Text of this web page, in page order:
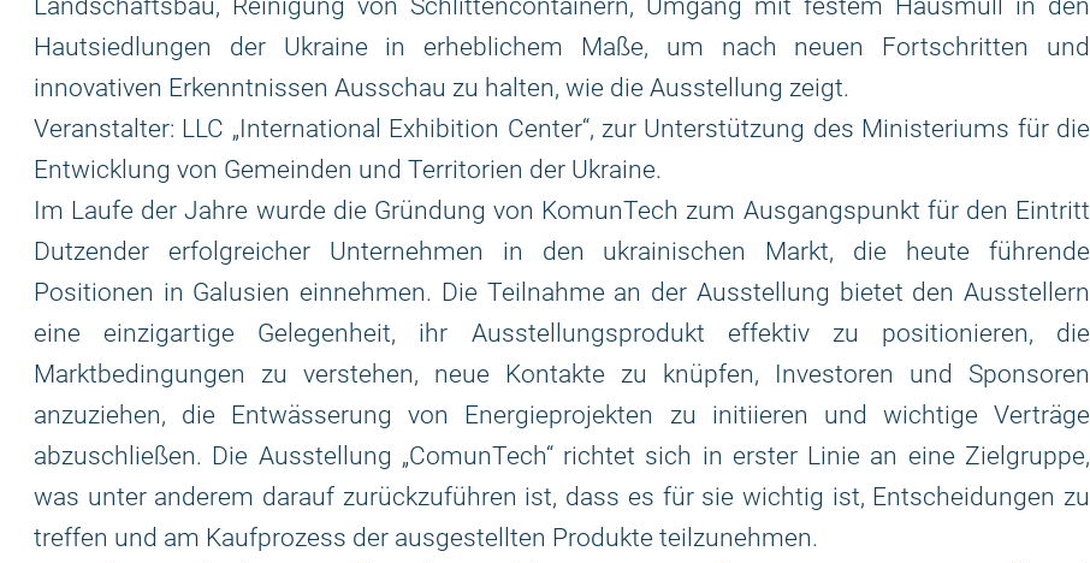
Landschaftsbau, Reinigung von Schlittencontainern, Umgang mit festem Hausmüll in den
Hautsiedlungen der Ukraine in erheblichem Maße, um nach neuen Fortschritten und
innovativen Erkenntnissen Ausschau zu halten, wie die Ausstellung zeigt.
Veranstalter: LLC „International Exhibition Center“, zur Unterstützung des Ministeriums für die
Entwicklung von Gemeinden und Territorien der Ukraine.
Im Laufe der Jahre wurde die Gründung von KomunTech zum Ausgangspunkt für den Eintritt
Dutzender erfolgreicher Unternehmen in den ukrainischen Markt, die heute führende
Positionen in Galusien einnehmen. Die Teilnahme an der Ausstellung bietet den Ausstellern
eine einzigartige Gelegenheit, ihr Ausstellungsprodukt effektiv zu positionieren, die
Marktbedingungen zu verstehen, neue Kontakte zu knüpfen, Investoren und Sponsoren
anzuziehen, die Entwässerung von Energieprojekten zu initiieren und wichtige Verträge
abzuschließen. Die Ausstellung „ComunTech“ richtet sich in erster Linie an eine Zielgruppe,
was unter anderem darauf zurückzuführen ist, dass es für sie wichtig ist, Entscheidungen zu
treffen und am Kaufprozess der ausgestellten Produkte teilzunehmen.